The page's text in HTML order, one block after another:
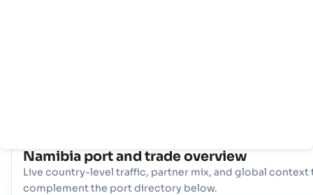
Namibia port and trade overview
Live country-level traffic, partner mix, and global context
complement the port directory below.